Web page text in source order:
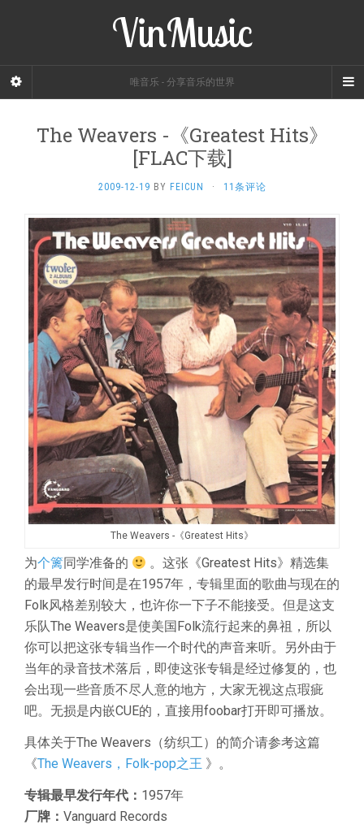
VinMusic
唯音乐 - 分享音乐的世界
The Weavers -《Greatest Hits》
[FLAC下载]
2009-12-19 BY FEICUN · 11条评论
The Weavers -《Greatest Hits》
为个篱同学准备的
。这张《Greatest Hits》精选集
的最早发行时间是在1957年，专辑里面的歌曲与现在的
Folk风格差别较大，也许你一下子不能接受。 但是这支
乐队The Weavers是使美国Folk流行起来的鼻祖，所以
你可以把这张专辑当作一个时代的声音来听。另外由于
当年的录音技术落后，即使这张专辑是经过修复的，也
会出现一些音质不尽人意的地方，大家无视这点瑕疵
吧。无损是内嵌CUE的，直接用foobar打开即可播放。
具体关于The Weavers（纺织工）的简介请参考这篇
《The Weavers，Folk-pop之王 》。
专辑最早发行年代： 1957年
厂牌： Vanguard Records